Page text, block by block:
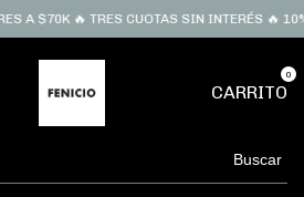
A $70K 🔥 TRES CUOTAS SIN INTERÉS 🔥
CARRITO
0
Buscar